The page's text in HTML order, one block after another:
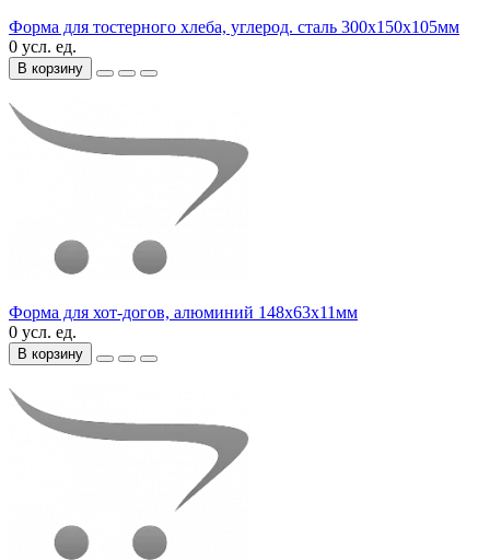
Форма для тостерного хлеба, углерод. сталь 300х150х105мм
0 усл. ед.
В корзину
Форма для хот-догов, алюминий 148х63х11мм
0 усл. ед.
В корзину